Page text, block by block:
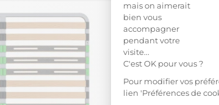
mais on aimerait
bien vous
accompagner
pendant votre
visite...
C'est OK pour vous ?
Pour modifier vos
lien 'Préférences de